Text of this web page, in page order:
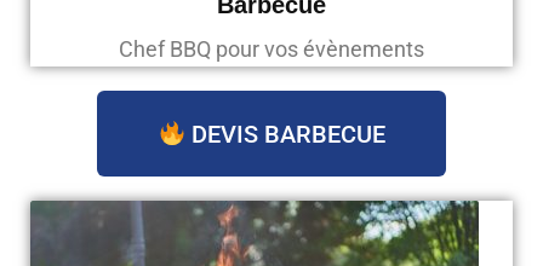
Chef BBQ pour vos évènements
DEVIS BARBECUE